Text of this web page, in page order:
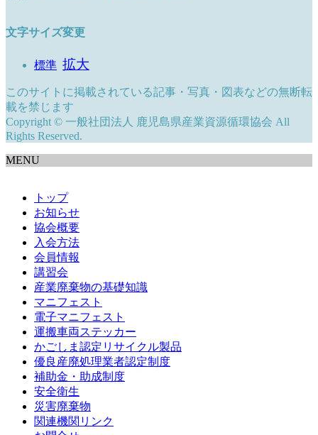
文字サイズ変更
標準 拡大
このサイトに掲載されている記事・写真・図表などの無断転
載を禁じます
Copyright © 一般社団法人 鹿児島県産業資源循環協会 All
Rights Reserved.
MENU
トップ
お知らせ
協会概要
入会方法
会員情報
講習会
産業廃棄物の基礎知識
マニフェスト
電子マニフェスト
運搬車両ステッカー
かごしま認定リサイクル製品
優良産廃処理業者認定制度
補助金・助成制度
安全衛生
災害廃棄物
関連機関リンク